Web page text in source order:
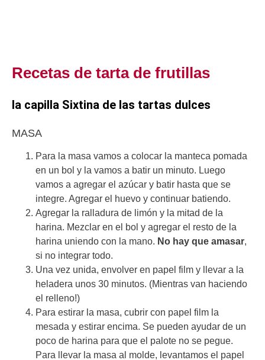
Recetas de tarta de frutillas
la capilla Sixtina de las tartas dulces
MASA
Para la masa vamos a colocar la manteca pomada
en un bol y la vamos a batir un minuto. Luego
vamos a agregar el azúcar y batir hasta que se
integre. Agregar el huevo y continuar batiendo.
Agregar la ralladura de limón y la mitad de la
harina. Mezclar en el bol y agregar el resto de la
harina uniendo con la mano. No hay que amasar,
si no integrar todo.
Una vez unida, envolver en papel film y llevar a la
heladera unos 30 minutos. (Mientras van haciendo
el relleno!)
Para estirar la masa, cubrir con papel film la
mesada y estirar encima. Se pueden ayudar de un
poco de harina para que el palote no se pegue.
Para llevar la masa al molde, levantamos el papel